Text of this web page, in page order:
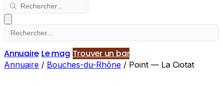
Annuaire Le mag Trouver un bar
Annuaire / Bouches-du-Rhône / Point — La Ciotat